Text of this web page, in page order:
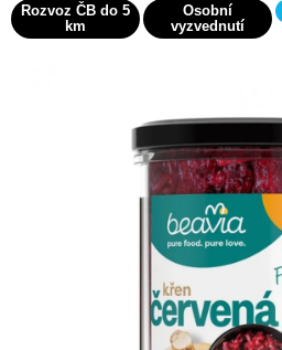
Rozvoz ČB do 5
km
Osobní
vyzvednutí